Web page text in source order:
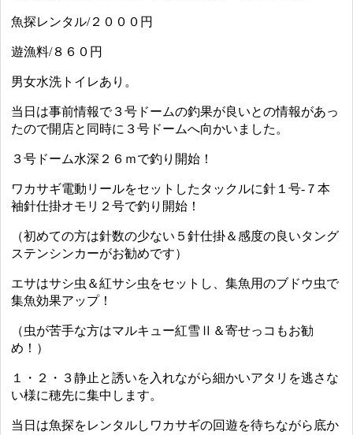
魚探レンタル/２０００円
遊漁料/８６０円
男女水洗トイレあり。
当日は事前情報で３号ドームの釣果が良いとの情報があっ
たので開店と同時に３号ドームへ向かいました。
３号ドーム水深２６ｍで釣り開始！
ワカサギ電動リールをセットしたタックルに針１号-７本
袖針仕掛オモリ２号で釣り開始！
（初めての方は針数の少ない５針仕掛＆感度の良いタング
ステンシンカーがお勧めです）
エサはサシ虫＆紅サシ虫をセットし、集魚用のブドウ虫で
集魚効果アップ！
（虫が苦手な方はマルキュー紅雪Ⅱ＆寄せっコもお勧
め！）
１・２・３静止と誘いを入れながら細かいアタリを逃さな
い様に穂先に集中します。
当日は魚探をレンタルしワカサギの回遊を待ちながら底か